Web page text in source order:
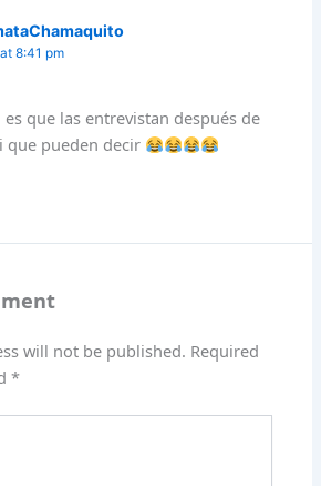
8:41 pm
es que las entrevistan después de
que pueden decir
will not be published. Required
*